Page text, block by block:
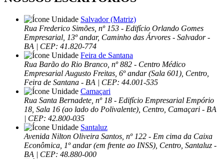
Salvador (Matriz)
Rua Frederico Simões, nº 153 - Edifício Orlando Gomes
Empresarial, 13º andar, Caminho das Árvores - Salvador -
BA | CEP: 41.820-774
Feira de Santana
Rua Barão do Rio Branco, nº 882 - Centro Médico
Empresarial Augusto Freitas, 6º andar (Sala 601), Centro,
Feira de Santana - BA | CEP: 44.001-535
Camaçari
Rua Santa Bernadete, nº 18 - Edifício Empresarial Empório
18, Sala 16 (ao lado do Polivalente), Centro, Camaçari - BA
| CEP: 42.800-035
Santaluz
Avenida Nilton Oliveira Santos, nº 122 - Em cima da Caixa
Econômica, 1º andar (em frente ao INSS), Centro, Santaluz -
BA | CEP: 48.880-000